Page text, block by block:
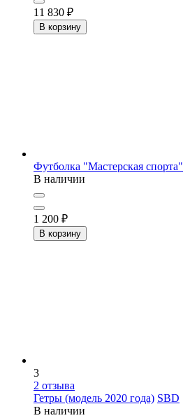
11 830 ₽
В корзину
Футболка "Мастерская спорта"
В наличии
1 200 ₽
В корзину
3
2 отзыва
Гетры (модель 2020 года) SBD
В наличии